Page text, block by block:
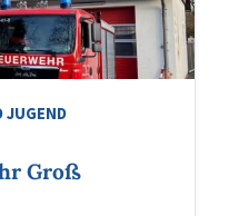
JUGEND
Groß